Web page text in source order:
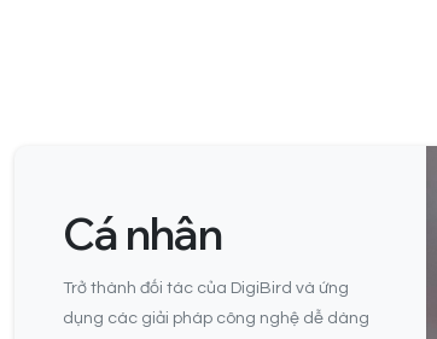
Cá nhân
Trở thành đối tác của DigiBird và ứng
dụng các giải pháp công nghệ dễ dàng